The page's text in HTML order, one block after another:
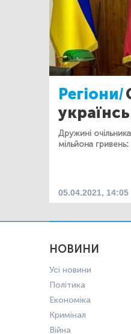
Регіони/
Дружині
мільйона
05.04.2021, 14:05
НОВИНИ
Усі новини
Політика
Економіка
Кримінал
Війна